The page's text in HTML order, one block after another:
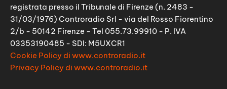
registrata presso il Tribunale di Firenze (n. 2483 -
31/03/1976) Controradio Srl - via del Rosso Fiorentino
2/b - 50142 Firenze - Tel 055.73.99910 - P. IVA
03353190485 - SDI: M5UXCR1
Cookie Policy di www.controradio.it
Privacy Policy di www.controradio.it